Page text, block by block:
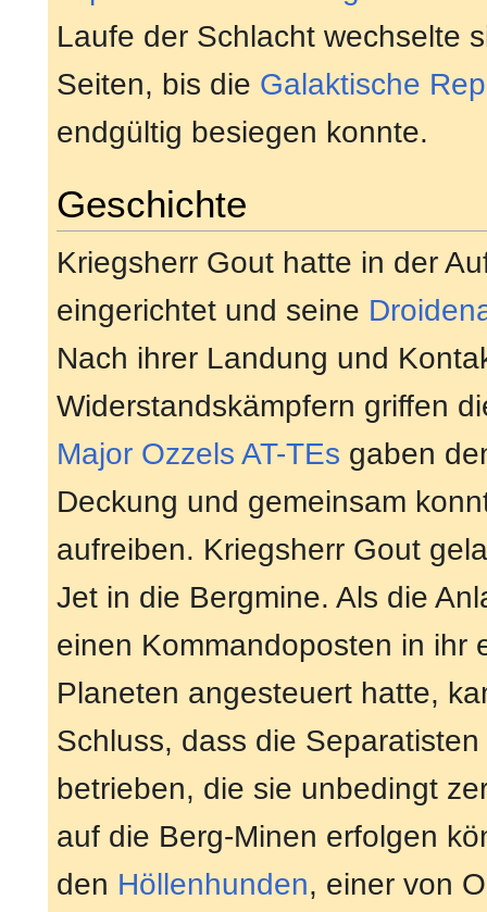
Laufe der Schlacht wechselte
Seiten, bis die Galaktische
endgültig besiegen konnte.
Geschichte
Kriegsherr Gout hatte in der
eingerichtet und seine
Nach ihrer Landung und
Widerstandskämpfern griffen
Major Ozzels AT-TEs gaben
Deckung und gemeinsam
aufreiben. Kriegsherr Gout
Jet in die Bergmine. Als die
einen Kommandoposten in ihr
Planeten angesteuert hatte,
Schluss, dass die
betrieben, die sie unbedingt
auf die Berg-Minen erfolgen
den Höllenhunden, einer von